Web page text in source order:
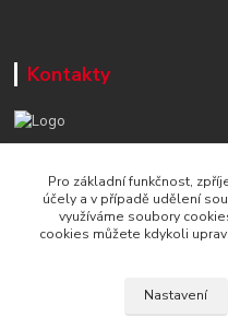
Kontakty
Po-Čt, 8-16 hod./ Pá 8-13 hod.
info@naradi-stetka.cz
Pro základní funkčnost,
účely a v případě udělení
využíváme soubory
cookies můžete kdykoli
Nastavení